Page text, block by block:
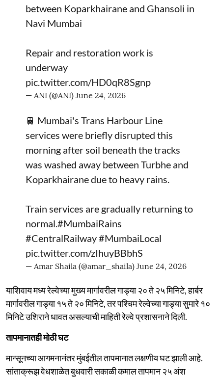
between Koparkhairane and Ghansoli in
Navi Mumbai
Repair and restoration work is
underway
pic.twitter.com/HD0qR8Sgnp
— ANI (@ANI) June 24, 2026
🚆 Mumbai's Trans Harbour Line
services were briefly disrupted this
morning after soil beneath the tracks
was washed away between Turbhe and
Koparkhairane due to heavy rains.
Train services are gradually returning to
normal. #MumbaiRains
#CentralRailway#MumbaiLocal
pic.twitter.com/zIhuyBBbhS
— Amar Shaila (@amar_shaila) June 24, 2026
याशिवाय मध्य रेल्वेच्या मुख्य मार्गावरील गाड्या २० ते २५ मिनिटे, हार्बर
मार्गावरील गाड्या १५ ते २० मिनिटे, तर पश्चिम रेल्वेच्या गाड्या सुमारे १०
मिनिटे उशिराने धावत असल्याची माहिती रेल्वे प्रशासनाने दिली.
तापमानातही मोठी घट
मान्सूनच्या आगमनानंतर मुंबईतील तापमानात लक्षणीय घट झाली आहे.
सांताक्रूझ वेधशाळेत बुधवारी सकाळी कमाल तापमान २५ अंश